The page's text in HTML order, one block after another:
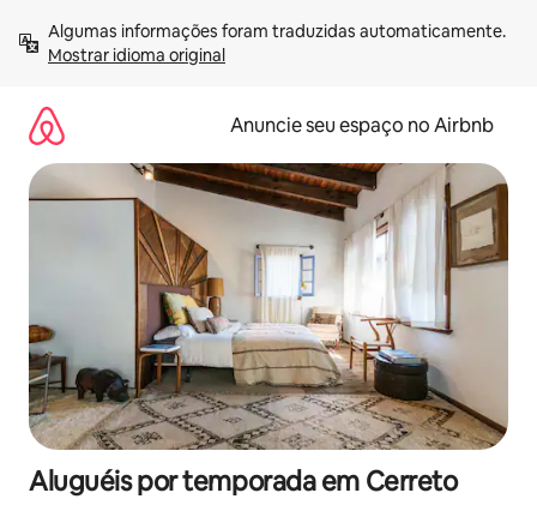
para
Mostrar idioma original
Anuncie seu espaço no Airbnb
Aluguéis por temporada em Cerreto